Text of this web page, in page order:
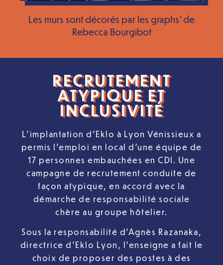
Les murs sont décorés par les graphs’ de
Rebecca Bourgibot
RECRUTEMENT
ATYPIQUE ET
INCLUSIVITÉ
L’implantation d’Eklo à Lyon Vénissieux a
permis l’emploi en local d’une équipe de
17 personnes embauchées en CDI. Une
campagne de recrutement conduite de
façon atypique, en accord avec la
démarche de responsabilité sociale
chère au groupe hôtelier.
Sous la responsabilité d’Agnès Razanaka,
directrice d’Eklo Lyon, l’enseigne a fait le
choix de proposer des postes à des